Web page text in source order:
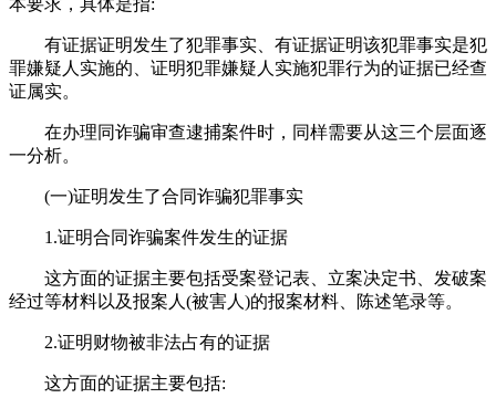
本要求，具体是指:
有证据证明发生了犯罪事实、有证据证明该犯罪事实是犯
罪嫌疑人实施的、证明犯罪嫌疑人实施犯罪行为的证据已经查
证属实。
在办理同诈骗审查逮捕案件时，同样需要从这三个层面逐
一分析。
(一)证明发生了合同诈骗犯罪事实
1.证明合同诈骗案件发生的证据
这方面的证据主要包括受案登记表、立案决定书、发破案
经过等材料以及报案人(被害人)的报案材料、陈述笔录等。
2.证明财物被非法占有的证据
这方面的证据主要包括: